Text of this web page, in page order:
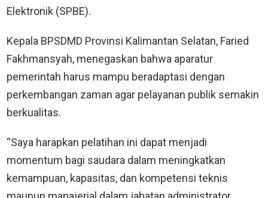
Elektronik (SPBE).
Kepala BPSDMD Provinsi Kalimantan Selatan, Faried
Fakhmansyah, menegaskan bahwa aparatur
pemerintah harus mampu beradaptasi dengan
perkembangan zaman agar pelayanan publik semakin
berkualitas.
“Saya harapkan pelatihan ini dapat menjadi
momentum bagi saudara dalam meningkatkan
kemampuan, kapasitas, dan kompetensi teknis